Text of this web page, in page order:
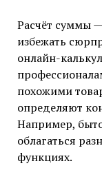
Расчёт суммы —
избежать
онлайн-
похожими
определяют
Например,
облагаться
функциях.